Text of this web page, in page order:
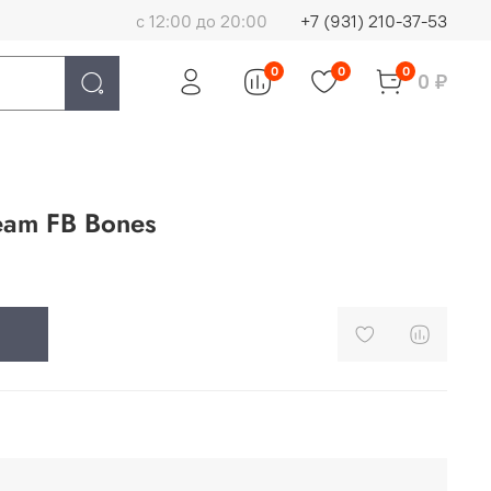
с 12:00 до 20:00 +7 (931) 210-37-53
0 0 0 0 ₽
FB Bones